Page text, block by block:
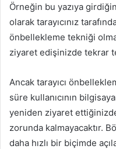
Örneğin bu yazıya
olarak tarayıcınız
önbellekleme tekniği
ziyaret edişinizde tekrar
Ancak tarayıcı
süre kullanıcının
yeniden ziyaret
zorunda kalmayacaktır.
daha hızlı bir biçimde